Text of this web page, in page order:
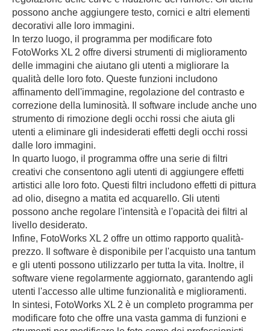
possono anche aggiungere testo, cornici e altri elementi
decorativi alle loro immagini.
In terzo luogo, il programma per modificare foto
FotoWorks XL 2 offre diversi strumenti di miglioramento
delle immagini che aiutano gli utenti a migliorare la
qualità delle loro foto. Queste funzioni includono
affinamento dell'immagine, regolazione del contrasto e
correzione della luminosità. Il software include anche uno
strumento di rimozione degli occhi rossi che aiuta gli
utenti a eliminare gli indesiderati effetti degli occhi rossi
dalle loro immagini.
In quarto luogo, il programma offre una serie di filtri
creativi che consentono agli utenti di aggiungere effetti
artistici alle loro foto. Questi filtri includono effetti di pittura
ad olio, disegno a matita ed acquarello. Gli utenti
possono anche regolare l'intensità e l'opacità dei filtri al
livello desiderato.
Infine, FotoWorks XL 2 offre un ottimo rapporto qualità-
prezzo. Il software è disponibile per l'acquisto una tantum
e gli utenti possono utilizzarlo per tutta la vita. Inoltre, il
software viene regolarmente aggiornato, garantendo agli
utenti l'accesso alle ultime funzionalità e miglioramenti.
In sintesi, FotoWorks XL 2 è un completo programma per
modificare foto che offre una vasta gamma di funzioni e